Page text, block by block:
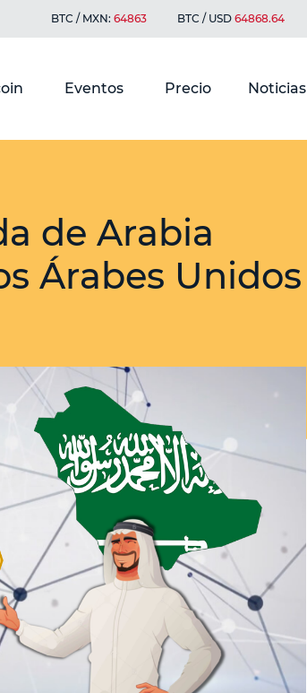
BTC / MXN: 64863 BTC / USD 64868.64
Eventos Precio Noticias
de Arabia
Árabes Unidos